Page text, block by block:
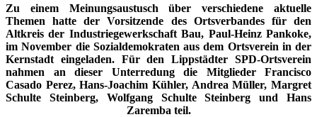
Zu einem Meinungsaustusch über verschiedene aktuelle
Themen hatte der Vorsitzende des Ortsverbandes für den
Altkreis der Industriegewerkschaft Bau, Paul-Heinz Pankoke,
im November die Sozialdemokraten aus dem Ortsverein in der
Kernstadt eingeladen. Für den Lippstädter SPD-Ortsverein
nahmen an dieser Unterredung die Mitglieder Francisco
Casado Perez, Hans-Joachim Kühler, Andrea Müller, Margret
Schulte Steinberg, Wolfgang Schulte Steinberg und Hans
Zaremba teil.